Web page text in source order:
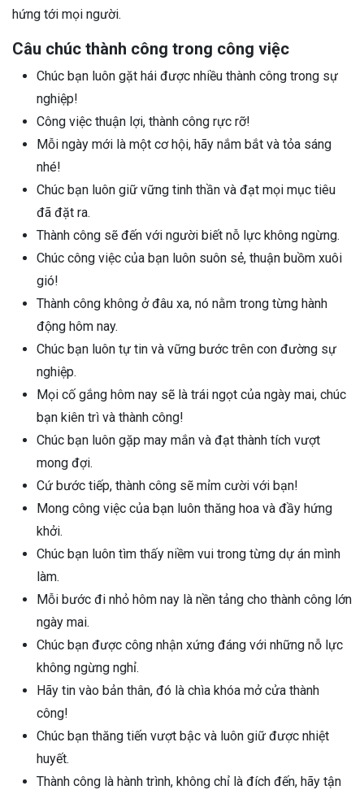
hứng tới mọi người.
Câu chúc thành công trong công việc
Chúc bạn luôn gặt hái được nhiều thành công trong sự
nghiệp!
Công việc thuận lợi, thành công rực rỡ!
Mỗi ngày mới là một cơ hội, hãy nắm bắt và tỏa sáng
nhé!
Chúc bạn luôn giữ vững tinh thần và đạt mọi mục tiêu
đã đặt ra.
Thành công sẽ đến với người biết nỗ lực không ngừng.
Chúc công việc của bạn luôn suôn sẻ, thuận buồm xuôi
gió!
Thành công không ở đâu xa, nó nằm trong từng hành
động hôm nay.
Chúc bạn luôn tự tin và vững bước trên con đường sự
nghiệp.
Mọi cố gắng hôm nay sẽ là trái ngọt của ngày mai, chúc
bạn kiên trì và thành công!
Chúc bạn luôn gặp may mắn và đạt thành tích vượt
mong đợi.
Cứ bước tiếp, thành công sẽ mỉm cười với bạn!
Mong công việc của bạn luôn thăng hoa và đầy hứng
khởi.
Chúc bạn luôn tìm thấy niềm vui trong từng dự án mình
làm.
Mỗi bước đi nhỏ hôm nay là nền tảng cho thành công lớn
ngày mai.
Chúc bạn được công nhận xứng đáng với những nỗ lực
không ngừng nghỉ.
Hãy tin vào bản thân, đó là chìa khóa mở cửa thành
công!
Chúc bạn thăng tiến vượt bậc và luôn giữ được nhiệt
huyết.
Thành công là hành trình, không chỉ là đích đến, hãy tận